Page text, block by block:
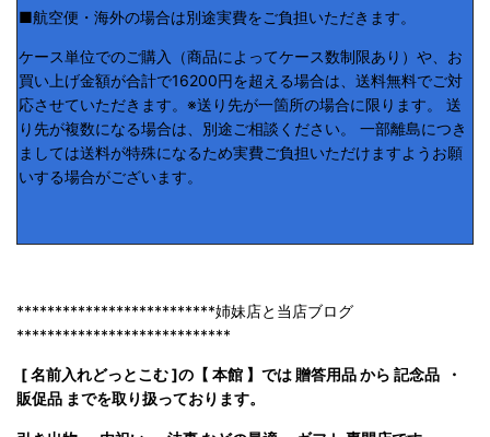
■航空便・海外の場合は別途実費をご負担いただきます。
ケース単位でのご購入（商品によってケース数制限あり）や、お
買い上げ金額が合計で16200円を超える場合は、送料無料でご対
応させていただきます。※送り先が一箇所の場合に限ります。 送
り先が複数になる場合は、別途ご相談ください。 一部離島につき
ましては送料が特殊になるため実費ご負担いただけますようお願
いする場合がございます。
**************************姉妹店と当店ブログ
****************************
[ 名前入れどっとこむ ]の【 本館 】では 贈答用品 から 記念品 ・
販促品 までを取り扱っております。